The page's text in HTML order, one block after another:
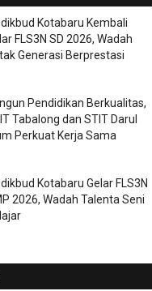
Kotabaru Kembali
FLS3N SD 2026, Wadah
Generasi Berprestasi
Pendidikan Berkualitas,
Tabalong dan STIT Darul
Perkuat Kerja Sama
Kotabaru Gelar FLS3N
2026, Wadah Talenta Seni